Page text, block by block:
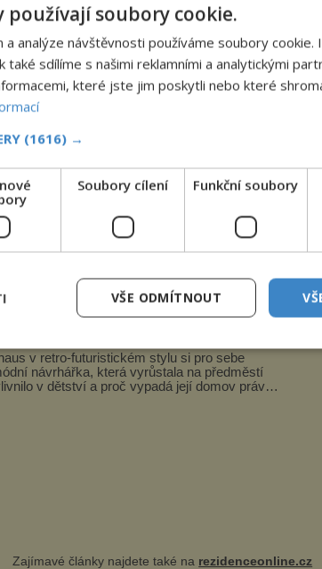
potvrzenou historiky.
přou o to, co se za tím vším
že tmu možná způsobují vzdálené
v retro-futuristickém stylu si pro sebe
návrhářka, která vyrůstala na předměstí
v dětství a proč vypadá její domov právě
Zajímavé články najdete také na rezidenceonline.cz
používají soubory cookie.
a analýze návštěvnosti používáme soubory cookie.
také sdílíme s našimi reklamními a analytickými
které jste jim poskytli nebo které
(1616) →
Soubory cílení Funkční soubory
VŠE ODMÍTNOUT